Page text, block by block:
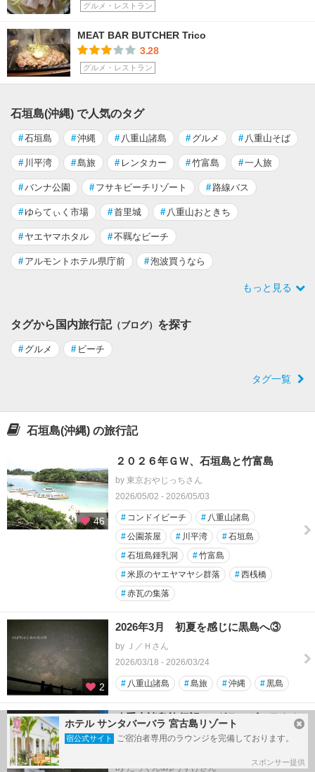
グルメ・レストラン
MEAT BAR BUTCHER Trico
3.28
グルメ・レストラン
石垣島(沖縄) で人気のタグ
#石垣島 #沖縄 # 八重山諸島 # グルメ # 八重山そば
# 川平湾 #島旅 # レンタカー #竹富島 #一人旅
#バンナ公園 # フサキビーチリゾート # 路線バス
#ゆらてぃく市場 #首里城 # 八重山おときち
# ヤエヤマホタル #不羈なビーチ
# アルモントホテル県庁前 #泡波買うなら
もっと見る
タグから国内旅行記（ブログ） を探す
# グルメ # ビーチ
タグ一覧
石垣島(沖縄) の旅行記
46
２０２６年ＧＷ、石垣島と竹富島
by 東京おやじっちさん
2026/05/02 - 2026/05/03
# コンドイビーチ # 八重山諸島
#公園茶屋 # 川平湾 #石垣島
#石垣島鍾乳洞 #竹富島
#米原のヤエヤマヤシ群落 #西桟橋
#赤瓦の集落
2
2026年3月 初夏を感じに黒島へ③
by Ｊ／Ｈさん
2026/03/18 - 2026/03/24
# 八重山諸島 #島旅 #沖縄 #黒島
八重山諸島旅行記1 グランヴィラクク
ル石垣島 スカイククル宿泊記，ひと
by たっくん&ゆうすけさん
ホテル サンタバーバラ 宮古島リゾート
宿公式サイト ご宿泊者専用のラウンジを完備しております。
スポンサー提供